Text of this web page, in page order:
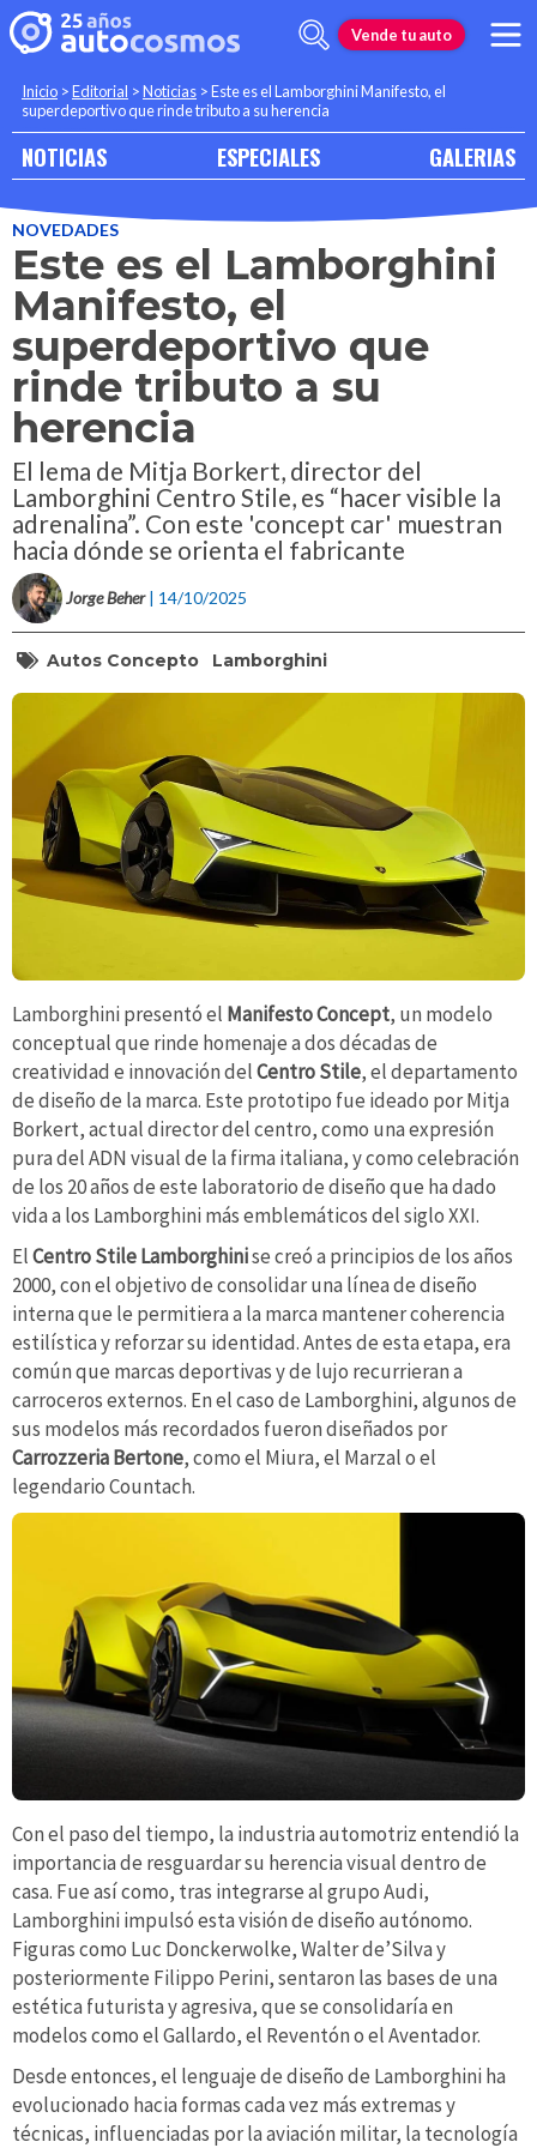
Vende tu auto
Inicio >Editorial >Noticias >Este es el Lamborghini Manifesto, el
superdeportivo que rinde tributo a su herencia
NOTICIAS ESPECIALES GALERIAS
NOVEDADES
Este es el Lamborghini
Manifesto, el
superdeportivo que
rinde tributo a su
herencia
El lema de Mitja Borkert, director del
Lamborghini Centro Stile, es “hacer visible la
adrenalina”. Con este 'concept car' muestran
hacia dónde se orienta el fabricante
Jorge Beher | 14/10/2025
Autos Concepto Lamborghini
Lamborghini presentó el Manifesto Concept, un modelo
conceptual que rinde homenaje a dos décadas de
creatividad e innovación delCentro Stile, el departamento
de diseño de la marca. Este prototipo fue ideado por Mitja
Borkert, actual director del centro, como una expresión
pura del ADN visual de la firma italiana, y como celebración
de los 20 años de este laboratorio de diseño que ha dado
vida a los Lamborghini más emblemáticos del siglo XXI.
ElCentro Stile Lamborghinise creó a principios de los años
2000, con el objetivo de consolidar una línea de diseño
interna que le permitiera a la marca mantener coherencia
estilística y reforzar su identidad. Antes de esta etapa, era
común que marcas deportivas y de lujo recurrieran a
carroceros externos. En el caso de Lamborghini, algunos de
sus modelos más recordados fueron diseñados por
Carrozzeria Bertone, como el Miura, el Marzal o el
legendario Countach.
Con el paso del tiempo, la industria automotriz entendió la
importancia de resguardar su herencia visual dentro de
casa. Fue así como, tras integrarse al grupo Audi,
Lamborghini impulsó esta visión de diseño autónomo.
Figuras como Luc Donckerwolke, Walter de’Silva y
posteriormente Filippo Perini, sentaron las bases de una
estética futurista y agresiva, que se consolidaría en
modelos como el Gallardo, el Reventón o el Aventador.
Desde entonces, el lenguaje de diseño de Lamborghini ha
evolucionado hacia formas cada vez más extremas y
técnicas, influenciadas por la aviación militar, la tecnología